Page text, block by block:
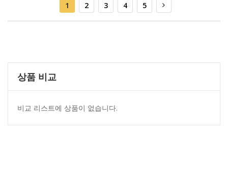
1 2 3 4 5 Next
상품 비교
비교 리스트에 상품이 없습니다.